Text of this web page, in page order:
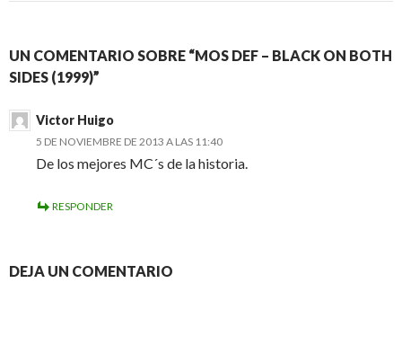
UN COMENTARIO SOBRE “MOS DEF – BLACK ON BOTH
SIDES (1999)”
Victor Huigo
5 DE NOVIEMBRE DE 2013 A LAS 11:40
De los mejores MC´s de la historia.
RESPONDER
DEJA UN COMENTARIO